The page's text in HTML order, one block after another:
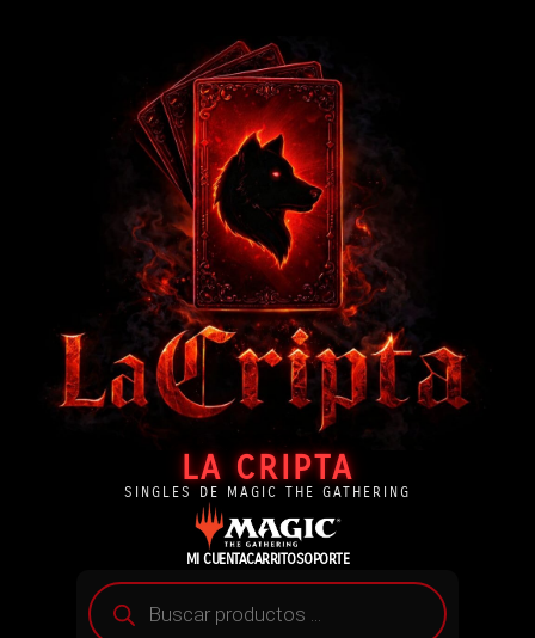
LA CRIPTA
SINGLES DE MAGIC THE GATHERING
MI CUENTACARRITOSOPORTE